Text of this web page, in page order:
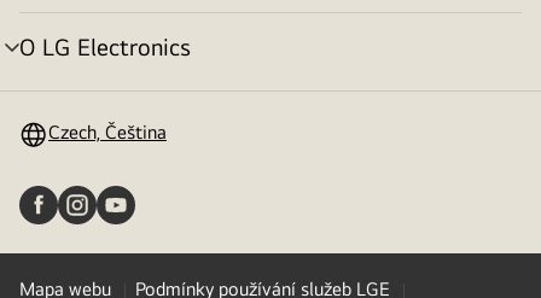
menu
O LG Electronics
přepínání
Czech, Čeština
Mapa webu Podmínky používání služeb LGE